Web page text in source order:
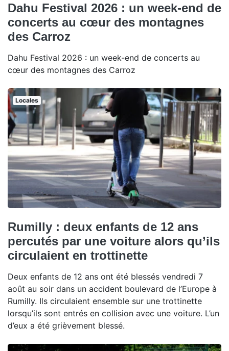
Dahu Festival 2026 : un week-end de
concerts au cœur des montagnes
des Carroz
Dahu Festival 2026 : un week-end de concerts au
cœur des montagnes des Carroz
Locales
Rumilly : deux enfants de 12 ans
percutés par une voiture alors qu’ils
circulaient en trottinette
Deux enfants de 12 ans ont été blessés vendredi 7
août au soir dans un accident boulevard de l’Europe à
Rumilly. Ils circulaient ensemble sur une trottinette
lorsqu’ils sont entrés en collision avec une voiture. L’un
d’eux a été grièvement blessé.